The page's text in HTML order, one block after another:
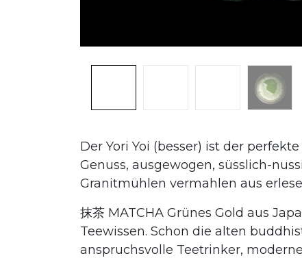
Der Yori Yoi (besser) ist der
Genuss, ausgewogen, süsslich-
Granitmühlen vermahlen aus
抹茶 MATCHA Grünes Gold aus
Teewissen. Schon die alten
anspruchsvolle Teetrinker,